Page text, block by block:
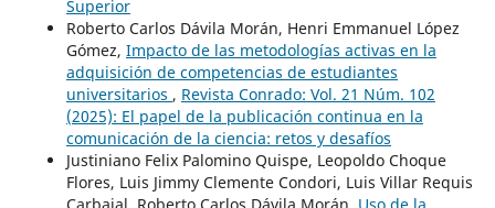
Superior
Roberto Carlos Dávila Morán, Henri Emmanuel López
Gómez, Impacto de las metodologías activas en la
adquisición de competencias de estudiantes
universitarios , Revista Conrado: Vol. 21 Núm. 102
(2025): El papel de la publicación continua en la
comunicación de la ciencia: retos y desafíos
Justiniano Felix Palomino Quispe, Leopoldo Choque
Flores, Luis Jimmy Clemente Condori, Luis Villar Requis
Carbajal, Roberto Carlos Dávila Morán, Uso de la